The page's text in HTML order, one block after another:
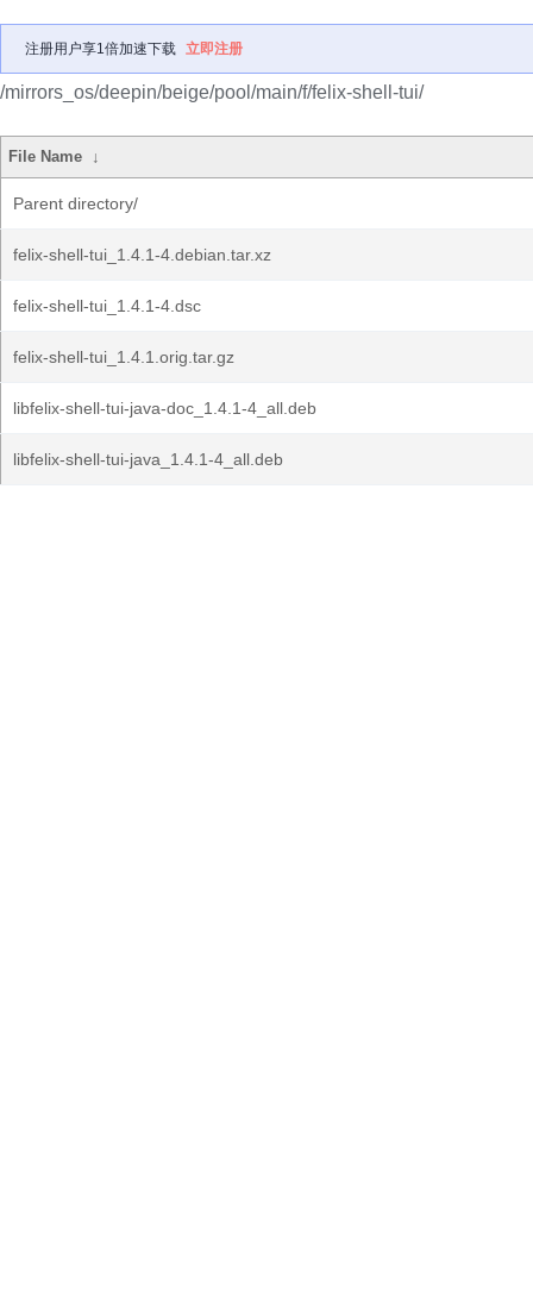
注册用户享1倍加速下载 立即注册
/mirrors_os/deepin/beige/pool/main/f/felix-shell-tui/
File Name ↓
Parent directory/
felix-shell-tui_1.4.1-4.debian.tar.xz
felix-shell-tui_1.4.1-4.dsc
felix-shell-tui_1.4.1.orig.tar.gz
libfelix-shell-tui-java-doc_1.4.1-4_all.deb
libfelix-shell-tui-java_1.4.1-4_all.deb